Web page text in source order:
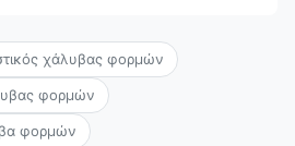
χάλυβας φορμών
φορμών
φορμών